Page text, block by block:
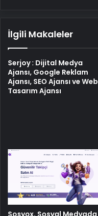
İlgili Makaleler
Serjoy : Dijital Medya
Ajansı, Google Reklam
Ajansı, SEO Ajansı ve Web
Tasarım Ajansı
Sosyox, Sosyal Medyada